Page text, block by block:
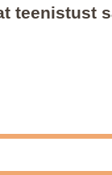
teenistust